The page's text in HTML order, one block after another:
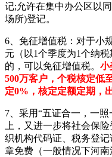
记;允许在集中办公区以
场所)登记。
6、免征增值税：对于小
元（以1个季度为1个纳税
的，可以免征增值税。 小
500万客户，个税核定低
定0%，核定定额定期，
7、采用“五证合一，一
上，又进一步将社会保
织机构代码证、税务登
章免费（一般情况下河南